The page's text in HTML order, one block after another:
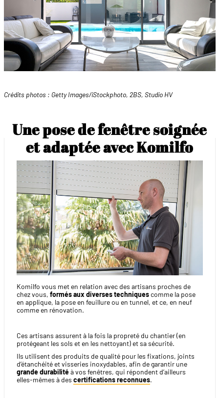
Crédits photos : Getty Images/iStockphoto, 2BS, Studio HV
Une pose de fenêtre soignée
et adaptée avec Komilfo
Komilfo vous met en relation avec des artisans proches de
chez vous, formés aux diverses techniquescomme la pose
en applique, la pose en feuillure ou en tunnel, et ce, en neuf
comme en rénovation.
Ces artisans assurent à la fois la propreté du chantier (en
protégeant les sols et en les nettoyant) et sa sécurité.
Ils utilisent des produits de qualité pour les fixations, joints
d’étanchéité et visseries inoxydables, afin de garantir une
grande durabilitéà vos fenêtres, qui répondent d’ailleurs
elles-mêmes à des certifications reconnues.